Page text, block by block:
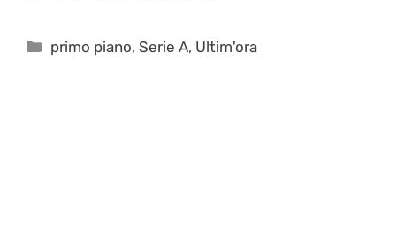
Categorie
primo piano,Serie A, Ultim'ora